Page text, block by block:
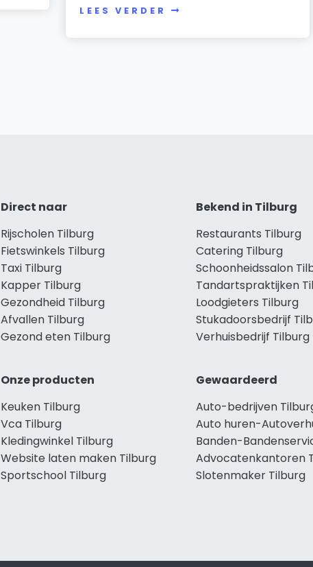
LEES VERDER
Direct naar
Rijscholen Tilburg
Fietswinkels Tilburg
Taxi Tilburg
Kapper Tilburg
Gezondheid Tilburg
Afvallen Tilburg
Gezond eten Tilburg
Bekend in Tilburg
Restaurants Tilburg
Catering Tilburg
Schoonheidssalon
Tandartspraktijken
Loodgieters Tilburg
Stukadoorsbedrijf
Verhuisbedrijf Tilburg
Onze producten
Keuken Tilburg
Vca Tilburg
Kledingwinkel Tilburg
Website laten maken Tilburg
Sportschool Tilburg
Gewaardeerd
Auto-bedrijven
Auto huren-
Banden-
Advocatenkantoren
Slotenmaker Tilburg